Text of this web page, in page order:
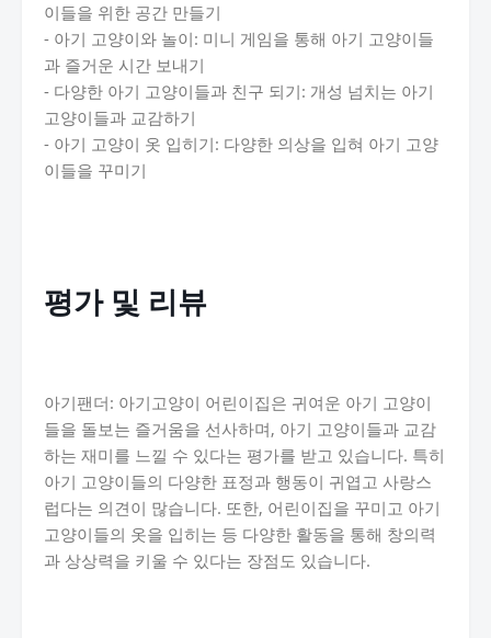
이들을 위한 공간 만들기
- 아기 고양이와 놀이: 미니 게임을 통해 아기 고양이들
과 즐거운 시간 보내기
- 다양한 아기 고양이들과 친구 되기: 개성 넘치는 아기
고양이들과 교감하기
- 아기 고양이 옷 입히기: 다양한 의상을 입혀 아기 고양
이들을 꾸미기
평가 및 리뷰
아기팬더: 아기고양이 어린이집은 귀여운 아기 고양이
들을 돌보는 즐거움을 선사하며, 아기 고양이들과 교감
하는 재미를 느낄 수 있다는 평가를 받고 있습니다. 특히
아기 고양이들의 다양한 표정과 행동이 귀엽고 사랑스
럽다는 의견이 많습니다. 또한, 어린이집을 꾸미고 아기
고양이들의 옷을 입히는 등 다양한 활동을 통해 창의력
과 상상력을 키울 수 있다는 장점도 있습니다.